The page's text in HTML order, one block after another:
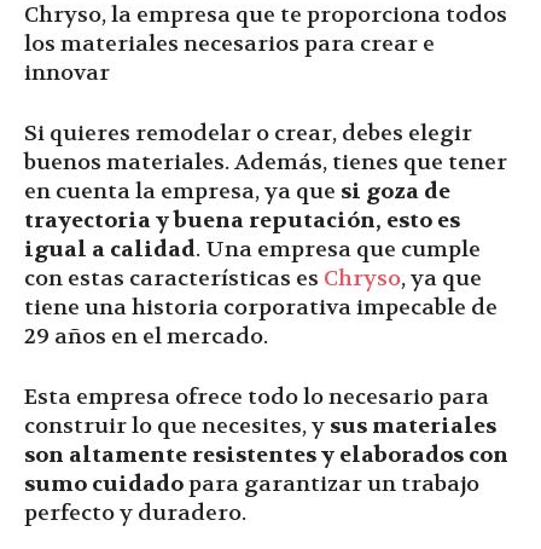
Chryso, la empresa que te proporciona todos
los materiales necesarios para crear e
innovar
Si quieres remodelar o crear, debes elegir
buenos materiales. Además, tienes que tener
en cuenta la empresa, ya que si goza de
trayectoria y buena reputación, esto es
igual a calidad. Una empresa que cumple
con estas características es Chryso, ya que
tiene una historia corporativa impecable de
29 años en el mercado.
Esta empresa ofrece todo lo necesario para
construir lo que necesites, y sus materiales
son altamente resistentes y elaborados con
sumo cuidadopara garantizar un trabajo
perfecto y duradero.